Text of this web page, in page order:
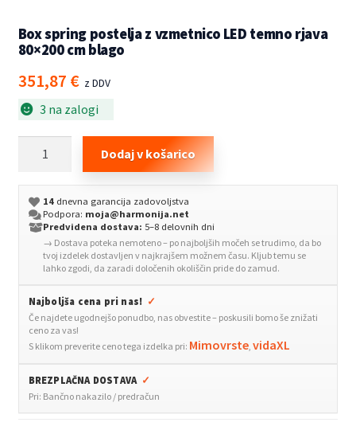
Box spring postelja z vzmetnico LED temno rjava
80×200 cm blago
351,87 € z DDV
3 na zalogi
postelja
vzmetnico
temno
80x200
cm
blago
Dodaj v košarico
14dnevna garancija zadovoljstva
Podpora: moja@harmonija.net
Predvidena dostava: 5–8 delovnih dni
→ Dostava poteka nemoteno – po najboljših močeh se trudimo, da bo
tvoj izdelek dostavljen v najkrajšem možnem času. Kljub temu se
lahko zgodi, da zaradi določenih okoliščin pride do zamud.
Najboljša cena pri nas! ✓
Če najdete ugodnejšo ponudbo, nas obvestite – poskusili bomo še znižati
ceno za vas!
S klikom preverite ceno tega izdelka pri: Mimovrste, vidaXL
BREZPLAČNA DOSTAVA ✓
Pri: Bančno nakazilo / predračun